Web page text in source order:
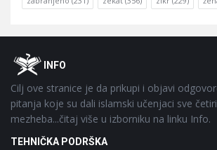
FooterOINFO
Cilj ove stranice je da prikupi i objavi
pitanja koje su dali islamski učenjaci sve
mezheba...čitaj više u izborniku na linku Info.
TEHNIČKA PODRŠKA